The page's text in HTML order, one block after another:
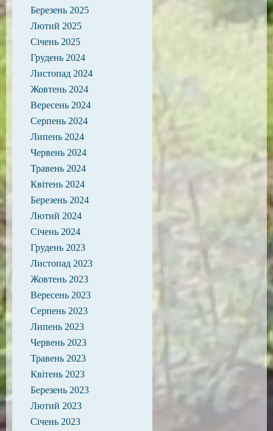
Березень 2025
Лютий 2025
Січень 2025
Грудень 2024
Листопад 2024
Жовтень 2024
Вересень 2024
Серпень 2024
Липень 2024
Червень 2024
Травень 2024
Квітень 2024
Березень 2024
Лютий 2024
Січень 2024
Грудень 2023
Листопад 2023
Жовтень 2023
Вересень 2023
Серпень 2023
Липень 2023
Червень 2023
Травень 2023
Квітень 2023
Березень 2023
Лютий 2023
Січень 2023